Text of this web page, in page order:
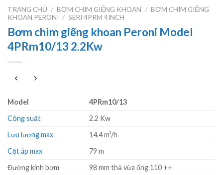
TRANG CHỦ / BƠM CHÌM GIẾNG KHOAN / BƠM CHÌM GIẾNG
KHOAN PERONI / SERI 4PRM 4INCH
Bơm chìm giếng khoan Peroni Model
4PRm10/13 2.2Kw
Model
4PRm10/13
Công suất
2.2 Kw
Lưu lượng max
14.4 m³/h
Cột áp max
79 m
Đường kính bơm
98 mm thả vừa ống 110 ++